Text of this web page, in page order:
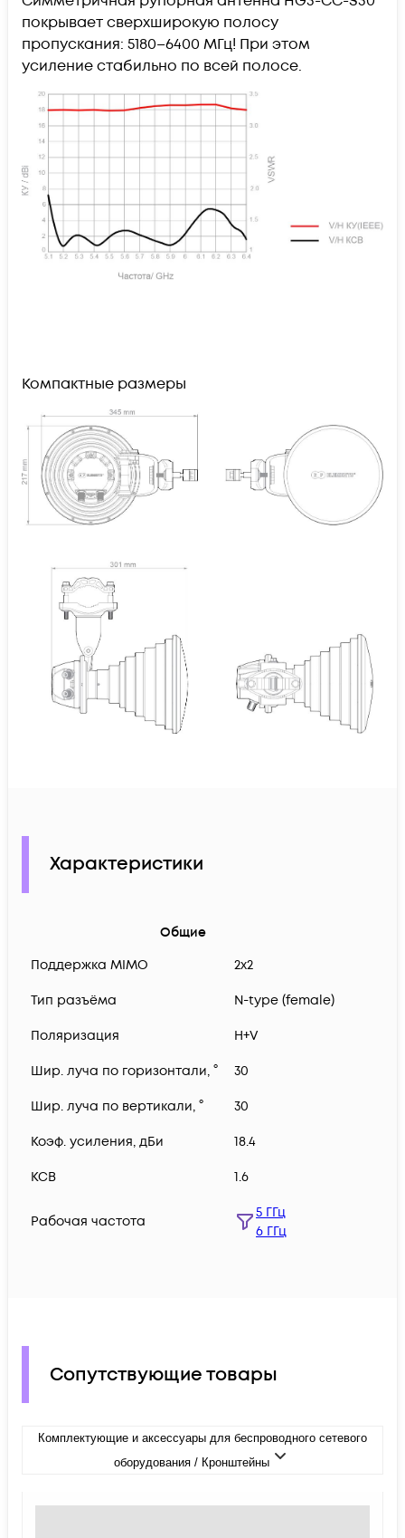
покрывает сверхширокую полосу
пропускания: 5180–6400 МГц! При этом
усиление стабильно по всей полосе.
Компактные размеры
Характеристики
Общие
Поддержка MIMO
2x2
Тип разъёма N-type (female)
Поляризация H+V
Шир. луча по горизонтали, ° 30
Шир. луча по вертикали, ° 30
Коэф. усиления, дБи 18.4
КСВ 1.6
Рабочая частота
5 ГГц
6 ГГц
Сопутствующие товары
Комплектующие и аксессуары для беспроводного сетевого
оборудования / Кронштейны